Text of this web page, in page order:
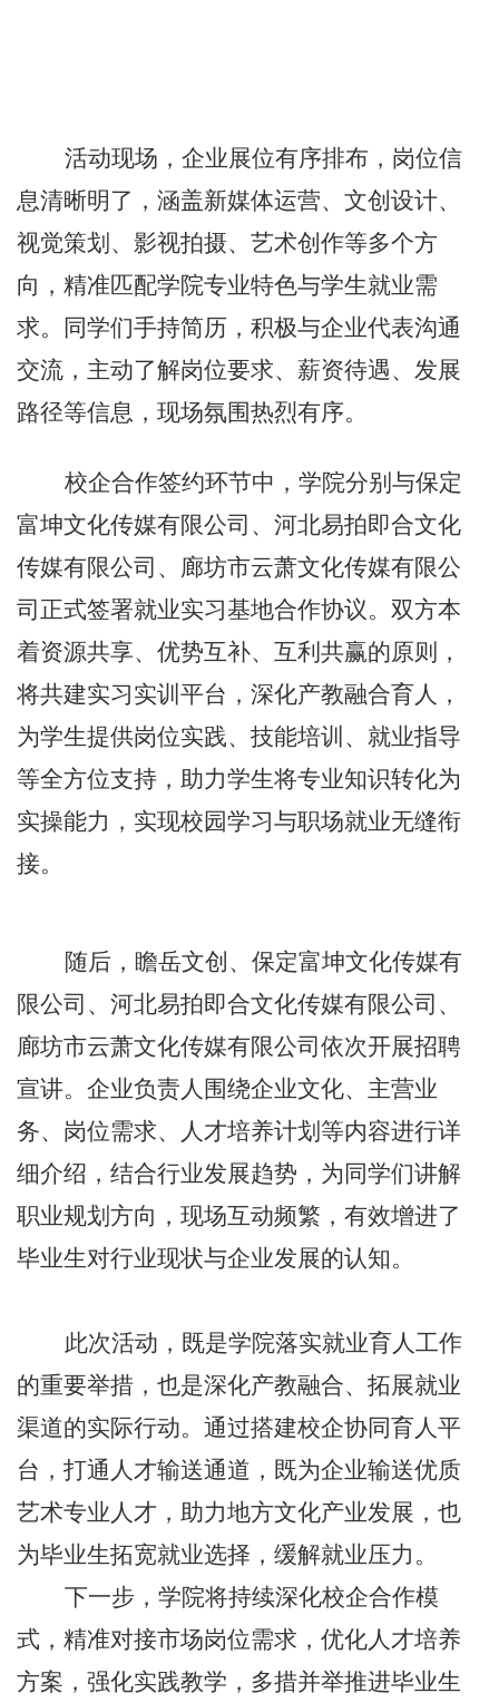
活动现场，企业展位有序排布，岗位信
息清晰明了，涵盖新媒体运营、文创设计、
视觉策划、影视拍摄、艺术创作等多个方
向，精准匹配学院专业特色与学生就业需
求。同学们手持简历，积极与企业代表沟通
交流，主动了解岗位要求、薪资待遇、发展
路径等信息，现场氛围热烈有序。
校企合作签约环节中，学院分别与保定
富坤文化传媒有限公司、河北易拍即合文化
传媒有限公司、廊坊市云萧文化传媒有限公
司正式签署就业实习基地合作协议。双方本
着资源共享、优势互补、互利共赢的原则，
将共建实习实训平台，深化产教融合育人，
为学生提供岗位实践、技能培训、就业指导
等全方位支持，助力学生将专业知识转化为
实操能力，实现校园学习与职场就业无缝衔
接。
随后，瞻岳文创、保定富坤文化传媒有
限公司、河北易拍即合文化传媒有限公司、
廊坊市云萧文化传媒有限公司依次开展招聘
宣讲。企业负责人围绕企业文化、主营业
务、岗位需求、人才培养计划等内容进行详
细介绍，结合行业发展趋势，为同学们讲解
职业规划方向，现场互动频繁，有效增进了
毕业生对行业现状与企业发展的认知。
此次活动，既是学院落实就业育人工作
的重要举措，也是深化产教融合、拓展就业
渠道的实际行动。通过搭建校企协同育人平
台，打通人才输送通道，既为企业输送优质
艺术专业人才，助力地方文化产业发展，也
为毕业生拓宽就业选择，缓解就业压力。
下一步，学院将持续深化校企合作模
式，精准对接市场岗位需求，优化人才培养
方案，强化实践教学，多措并举推进毕业生